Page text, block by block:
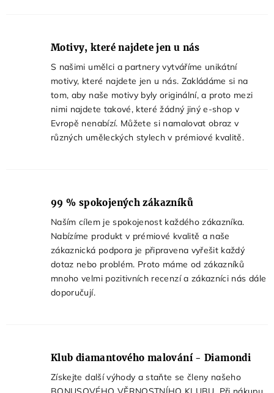
Motivy, které najdete jen u nás
S našimi umělci a partnery vytváříme unikátní
motivy, které najdete jen u nás. Zakládáme si na
tom, aby naše motivy byly originální, a proto mezi
nimi najdete takové, které žádný jiný e‑shop v
Evropě nenabízí. Můžete si namalovat obraz v
různých uměleckých stylech v prémiové kvalitě.
99 % spokojených zákazníků
Naším cílem je spokojenost každého zákazníka.
Nabízíme produkt v prémiové kvalitě a naše
zákaznická podpora je připravena vyřešit každý
dotaz nebo problém. Proto máme od zákazníků
mnoho velmi pozitivních recenzí a zákazníci nás dále
doporučují.
Klub diamantového malování - Diamondi
Získejte další výhody a staňte se členy našeho